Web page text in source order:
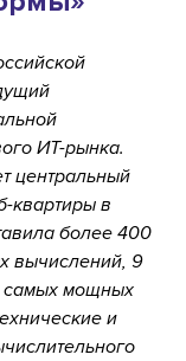
ИТ-рынка.
центральный
квартиры в
более 400
вычислений, 9
самых мощных
и